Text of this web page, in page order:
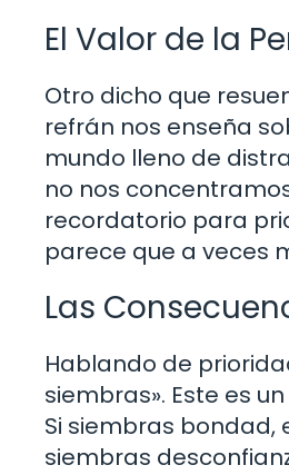
El Valor de la
Otro dicho que
refrán nos enseña
mundo lleno de
no nos
recordatorio para
parece que a veces
Las
Hablando de
siembras». Este es
Si siembras bondad,
siembras